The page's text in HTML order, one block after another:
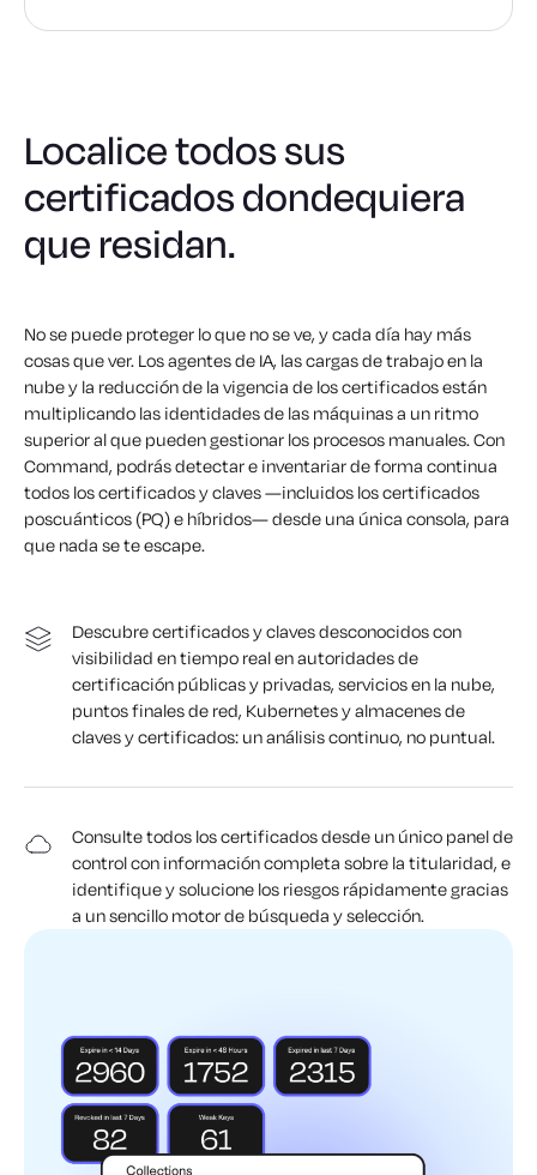
Localice todos sus
certificados dondequiera
que residan.
No se puede proteger lo que no se ve, y cada día hay más
cosas que ver. Los agentes de IA, las cargas de trabajo en la
nube y la reducción de la vigencia de los certificados están
multiplicando las identidades de las máquinas a un ritmo
superior al que pueden gestionar los procesos manuales. Con
Command, podrás detectar e inventariar de forma continua
todos los certificados y claves —incluidos los certificados
poscuánticos (PQ) e híbridos— desde una única consola, para
que nada se te escape.
Descubre certificados y claves desconocidos con
visibilidad en tiempo real en autoridades de
certificación públicas y privadas, servicios en la nube,
puntos finales de red, Kubernetes y almacenes de
claves y certificados: un análisis continuo, no puntual.
Consulte todos los certificados desde un único panel de
control con información completa sobre la titularidad, e
identifique y solucione los riesgos rápidamente gracias
a un sencillo motor de búsqueda y selección.